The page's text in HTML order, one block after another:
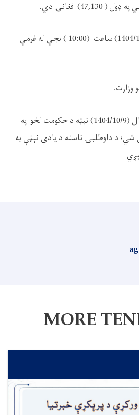
افغانۍ دي.
د آفر پرانيستلو نېټه : (1404/10/9) ساعت (10:00 ) بجې له غرمې
وزارت.
يادونه: که چيرې د روان کال (1404/10/9) نېټه د حکومت لخوا په
د داوطلبۍ ناسته د یادې نېټې به
MORE